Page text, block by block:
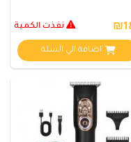
نفذت الكمية
اضافة الي السلة